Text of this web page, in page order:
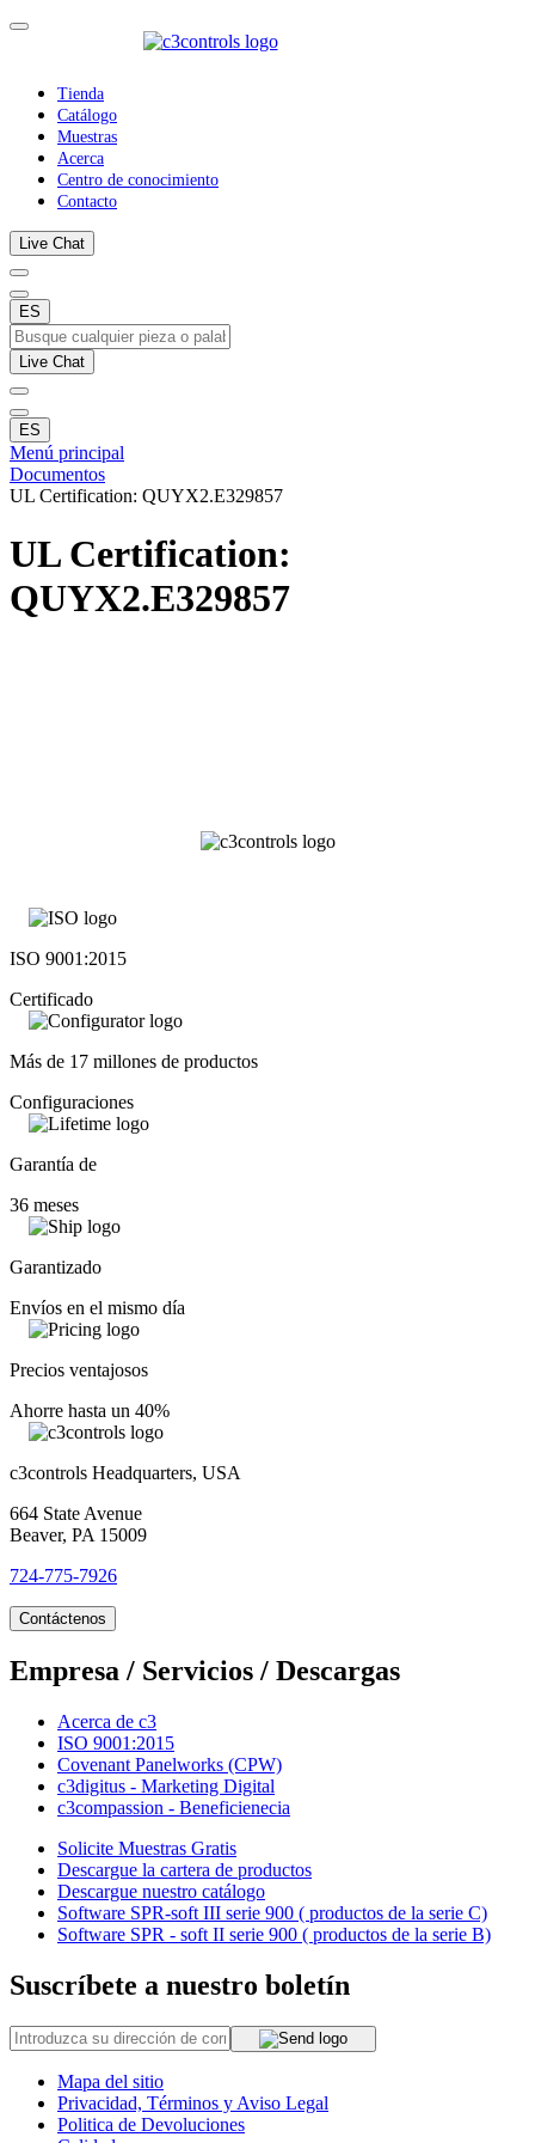
Tienda
Catálogo
Muestras
Acerca
Centro de conocimiento
Contacto
Live Chat
ES
Live Chat
ES
Menú principal
Documentos
UL Certification: QUYX2.E329857
UL Certification:
QUYX2.E329857
ISO 9001:2015
Certificado
Más de 17 millones de productos
Configuraciones
Garantía de
36 meses
Garantizado
Envíos en el mismo día
Precios ventajosos
Ahorre hasta un 40%
c3controls Headquarters, USA
664 State Avenue
Beaver, PA 15009
724-775-7926
Contáctenos
Empresa / Servicios / Descargas
Acerca de c3
ISO 9001:2015
Covenant Panelworks (CPW)
c3digitus - Marketing Digital
c3compassion - Beneficienecia
Solicite Muestras Gratis
Descargue la cartera de productos
Descargue nuestro catálogo
Software SPR-soft III serie 900 ( productos de la serie C)
Software SPR - soft II serie 900 ( productos de la serie B)
Suscríbete a nuestro boletín
Mapa del sitio
Privacidad, Términos y Aviso Legal
Politica de Devoluciones